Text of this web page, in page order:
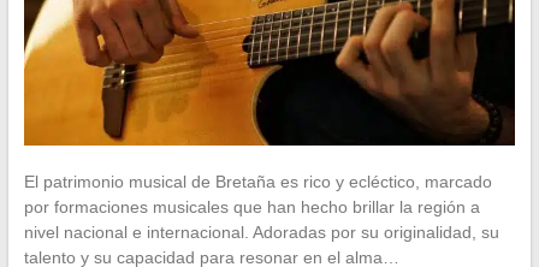
El patrimonio musical de Bretaña es rico y ecléctico, marcado
por formaciones musicales que han hecho brillar la región a
nivel nacional e internacional. Adoradas por su originalidad, su
talento y su capacidad para resonar en el alma…